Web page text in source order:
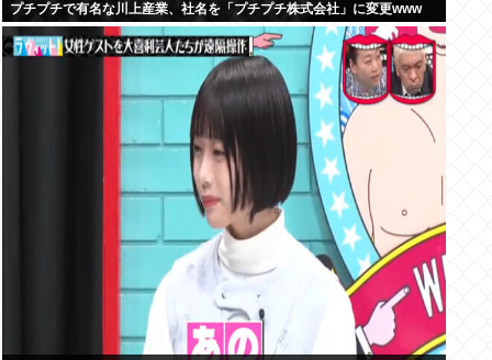
プチプチで有名な川上産業、社名を「プチプチ株式会社」に変更www